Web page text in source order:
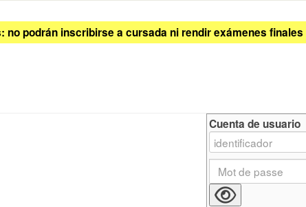
podrán inscribirse a cursada ni rendir exámenes finales
Cuenta de usuario